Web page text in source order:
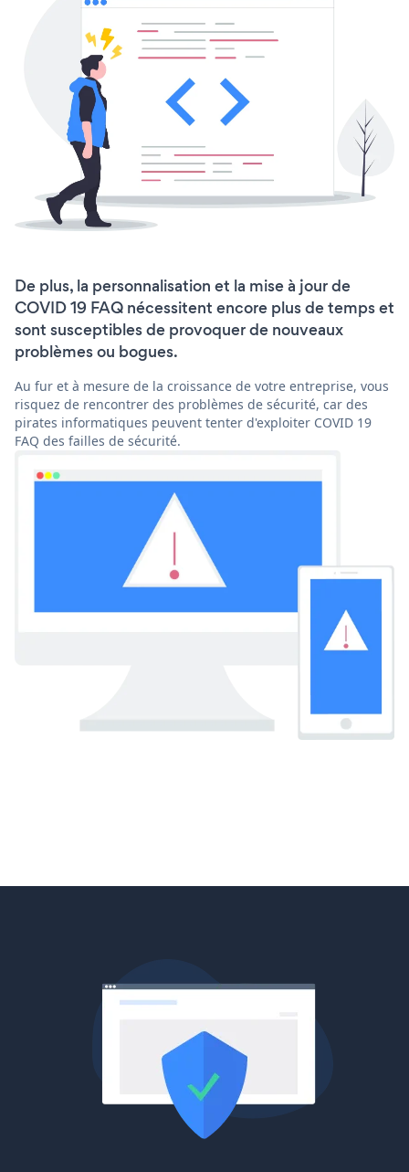
De plus, la personnalisation et la mise à jour de
COVID 19 FAQ nécessitent encore plus de temps et
sont susceptibles de provoquer de nouveaux
problèmes ou bogues.
Au fur et à mesure de la croissance de votre entreprise, vous
risquez de rencontrer des problèmes de sécurité, car des
pirates informatiques peuvent tenter d'exploiter COVID 19
FAQ des failles de sécurité.